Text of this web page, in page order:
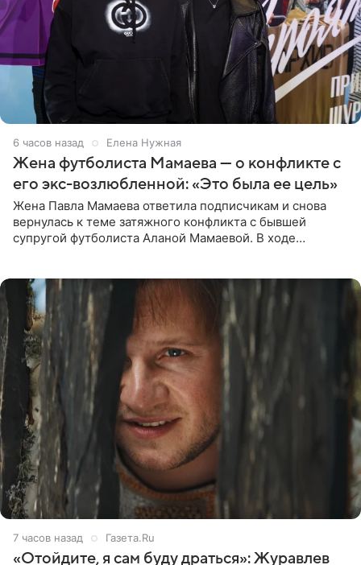
6 часов назад Елена Нужная
Жена футболиста Мамаева — о конфликте с
его экс-возлюбленной: «Это была ее цель»
Жена Павла Мамаева ответила подписчикам и снова
вернулась к теме затяжного конфликта с бывшей
супругой футболиста Аланой Мамаевой. В ходе
7 часов назад Газета.Ru
«Отойдите, я сам буду драться»: Журавлев